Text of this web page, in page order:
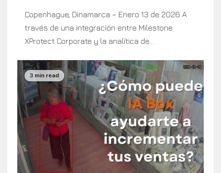
Copenhague, Dinamarca – Enero 13 de 2026 A
través de una integración entre Milestone
XProtect Corporate y la analítica de...
3 min read